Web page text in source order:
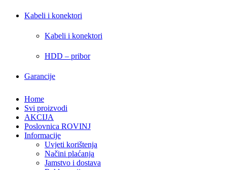
Kabeli i konektori
Kabeli i konektori
HDD – pribor
Garancije
Home
Svi proizvodi
AKCIJA
Poslovnica ROVINJ
Informacije
Uvjeti korištenja
Načini plaćanja
Jamstvo i dostava